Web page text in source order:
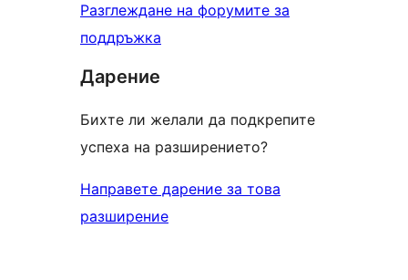
Разглеждане на форумите за
поддръжка
Дарение
Бихте ли желали да подкрепите
успеха на разширението?
Направете дарение за това
разширение